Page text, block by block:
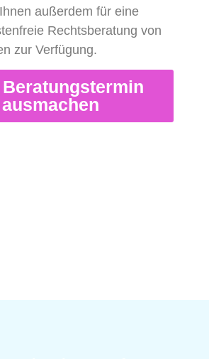
außerdem für eine
Rechtsberatung von
zur Verfügung.
ausmachen